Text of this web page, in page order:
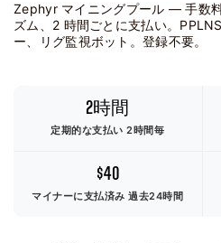
Zephyr マイニングプール — 手数
ズム、2 時間ごとに支払い。
ー、リグ監視ボット。登録不要。
2時間
定期的な支払い 2時間毎
$40
マイナーに支払済み過去24時間